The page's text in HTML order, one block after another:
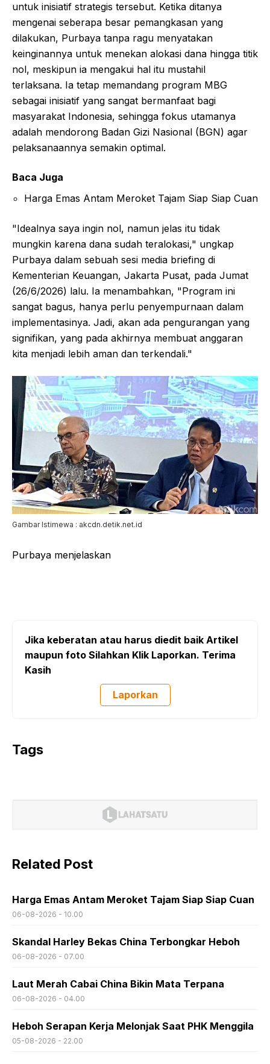
untuk inisiatif strategis tersebut. Ketika ditanya
mengenai seberapa besar pemangkasan yang
dilakukan, Purbaya tanpa ragu menyatakan
keinginannya untuk menekan alokasi dana hingga titik
nol, meskipun ia mengakui hal itu mustahil
terlaksana. Ia tetap memandang program MBG
sebagai inisiatif yang sangat bermanfaat bagi
masyarakat Indonesia, sehingga fokus utamanya
adalah mendorong Badan Gizi Nasional (BGN) agar
pelaksanaannya semakin optimal.
Baca Juga
Harga Emas Antam Meroket Tajam Siap Siap Cuan
"Idealnya saya ingin nol, namun jelas itu tidak
mungkin karena dana sudah teralokasi," ungkap
Purbaya dalam sebuah sesi media briefing di
Kementerian Keuangan, Jakarta Pusat, pada Jumat
(26/6/2026) lalu. Ia menambahkan, "Program ini
sangat bagus, hanya perlu penyempurnaan dalam
implementasinya. Jadi, akan ada pengurangan yang
signifikan, yang pada akhirnya membuat anggaran
kita menjadi lebih aman dan terkendali."
Gambar Istimewa : akcdn.detik.net.id
Purbaya menjelaskan
Jika keberatan atau harus diedit baik Artikel
maupun foto Silahkan Klik Laporkan. Terima
Kasih
Laporkan
Tags
Related Post
Harga Emas Antam Meroket Tajam Siap Siap Cuan
06-08-2026 - 10.00
Skandal Harley Bekas China Terbongkar Heboh
06-08-2026 - 07.00
Laut Merah Cabai China Bikin Mata Terpana
06-08-2026 - 04.00
Heboh Serapan Kerja Melonjak Saat PHK Menggila
05-08-2026 - 22.00